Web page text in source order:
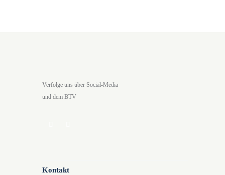
Verfolge uns über Social-Media
und dem BTV
Kontakt